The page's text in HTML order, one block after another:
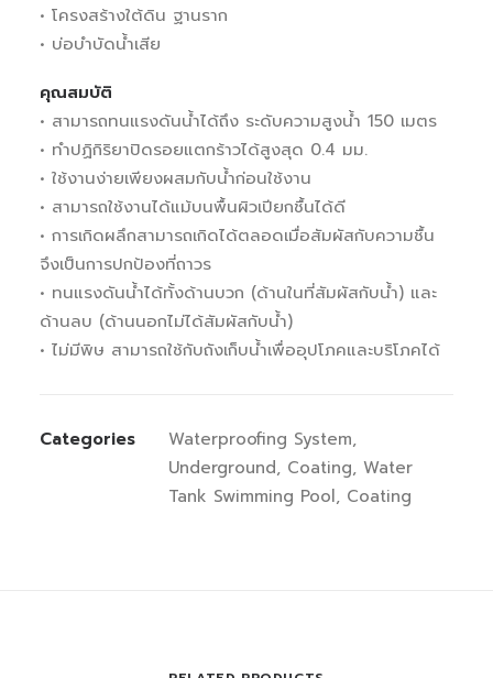
• โครงสร้างใต้ดิน ฐานราก
• บ่อบำบัดน้ำเสีย
คุณสมบัติ
• สามารถทนแรงดันน้ำได้ถึง ระดับความสูงน้ำ 150 เมตร
• ทำปฏิกิริยาปิดรอยแตกร้าวได้สูงสุด 0.4 มม.
• ใช้งานง่ายเพียงผสมกับน้ำก่อนใช้งาน
• สามารถใช้งานได้แม้บนพื้นผิวเปียกชื้นได้ดี
• การเกิดผลึกสามารถเกิดได้ตลอดเมื่อสัมผัสกับความชื้น
จึงเป็นการปกป้องที่ถาวร
• ทนแรงดันน้ำได้ทั้งด้านบวก (ด้านในที่สัมผัสกับน้ำ) และ
ด้านลบ (ด้านนอกไม่ได้สัมผัสกับน้ำ)
• ไม่มีพิษ สามารถใช้กับถังเก็บน้ำเพื่ออุปโภคและบริโภคได้
Categories Waterproofing System,
Underground, Coating, Water
Tank Swimming Pool, Coating